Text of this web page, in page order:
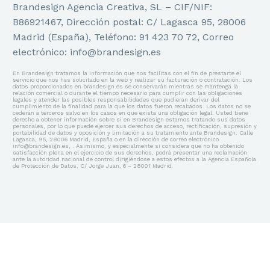
Brandesign Agencia Creativa, SL – CIF/NIF:
B86921467, Dirección postal: C/ Lagasca 95, 28006
Madrid (España), Teléfono: 91 423 70 72, Correo
electrónico: info@brandesign.es
En Brandesign tratamos la información que nos facilitas con el fin de prestarte el
servicio que nos has solicitado en la web y realizar su facturación o contratación. Los
datos proporcionados en brandesign.es se conservarán mientras se mantenga la
relación comercial o durante el tiempo necesario para cumplir con las obligaciones
legales y atender las posibles responsabilidades que pudieran derivar del
cumplimiento de la finalidad para la que los datos fueron recabados. Los datos no se
cederán a terceros salvo en los casos en que exista una obligación legal. Usted tiene
derecho a obtener información sobre si en Brandesign estamos tratando sus datos
personales, por lo que puede ejercer sus derechos de acceso, rectificación, supresión y
portabilidad de datos y oposición y limitación a su tratamiento ante Brandesign: Calle
Lagasca, 95, 28006 Madrid, España o en la dirección de correo electrónico
info@brandesign.es, . Asimismo, y especialmente si considera que no ha obtenido
satisfacción plena en el ejercicio de sus derechos, podrá presentar una reclamación
ante la autoridad nacional de control dirigiéndose a estos efectos a la Agencia Española
de Protección de Datos, C/ Jorge Juan, 6 – 28001 Madrid.